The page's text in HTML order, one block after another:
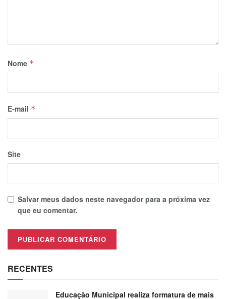
Nome *
E-mail *
Site
Salvar meus dados neste navegador para a próxima vez
que eu comentar.
RECENTES
Educação Municipal realiza formatura de mais